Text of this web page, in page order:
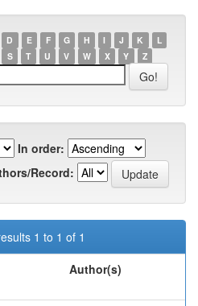
D E F G H I J K
L
S T U V W X Y Z
In order:
Record:
1 to 1 of 1
Author(s)